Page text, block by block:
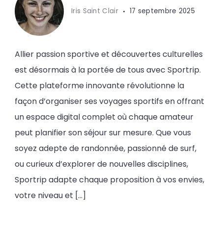
Iris Saint Clair 17 septembre 2025
Allier passion sportive et découvertes culturelles
est désormais à la portée de tous avec Sportrip.
Cette plateforme innovante révolutionne la
façon d’organiser ses voyages sportifs en offrant
un espace digital complet où chaque amateur
peut planifier son séjour sur mesure. Que vous
soyez adepte de randonnée, passionné de surf,
ou curieux d’explorer de nouvelles disciplines,
Sportrip adapte chaque proposition à vos envies,
votre niveau et […]